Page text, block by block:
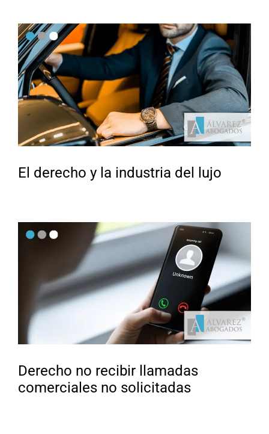
El derecho y la industria del lujo
Derecho no recibir llamadas
comerciales no solicitadas